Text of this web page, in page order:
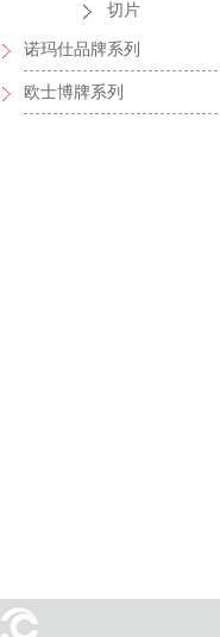
切片
诺玛仕品牌系列
欧士博牌系列